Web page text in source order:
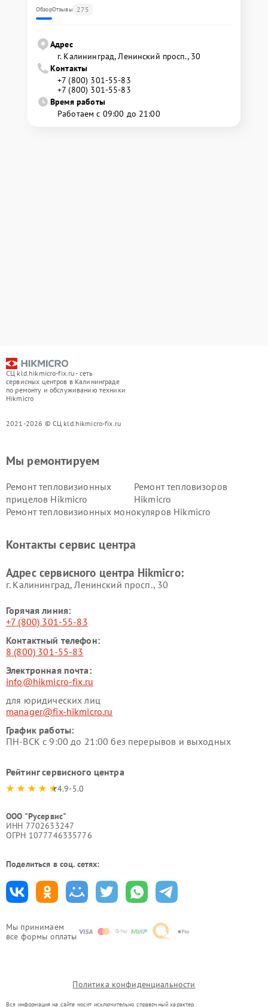
ОбзорОтзывы 275
Адрес
г. Калининград, Ленинский просп., 30
Контакты
+7 (800) 301-55-83
+7 (800) 301-55-83
Время работы
Работаем с 09:00 до 21:00
СЦ kld.hikmicro-fix.ru - сеть
сервисных центров в Калининграде
по ремонту и обслуживанию техники
Hikmicro
2021-2026 © СЦ kld.hikmicro-fix.ru
Мы принимаем
все формы оплаты
Мы ремонтируем
Ремонт тепловизионных
прицелов Hikmicro
Ремонт тепловизоров
Hikmicro
Ремонт тепловизионных монокуляров Hikmicro
Контакты сервис центра
Адрес сервисного центра Hikmicro:
г. Калининград, Ленинский просп., 30
Горячая линия:
+7 (800) 301-55-83
Контактный телефон:
8 (800) 301-55-83
Электронная почта:
info@hikmicro-fix.ru
для юридических лиц
manager@fix-hikmicro.ru
График работы:
ПН-ВСК с 9:00 до 21:00 без перерывов и выходных
Рейтинг сервисного центра
4.9-5.0
ООО "Русервис"
ИНН 7702633247
ОГРН 1077746335776
Поделиться в соц. сетях:
Политика конфиденциальности
Вся информация на сайте носит исключительно справочный характер.